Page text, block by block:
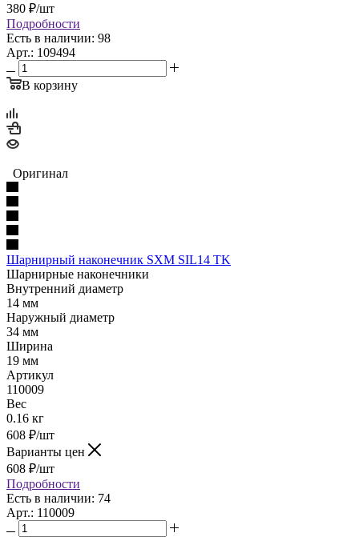
380 ₽/шт
Подробности
Есть в наличии: 98
Арт.: 109494
В корзину
Оригинал
Шарнирный наконечник SXM SIL14 TK
Шарнирные наконечники
Внутренний диаметр
14 мм
Наружный диаметр
34 мм
Ширина
19 мм
Артикул
110009
Вес
0.16 кг
608 ₽/шт
Варианты цен
608 ₽/шт
Подробности
Есть в наличии: 74
Арт.: 110009